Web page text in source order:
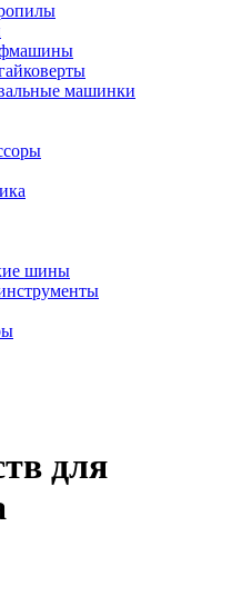
машинки
шины
для